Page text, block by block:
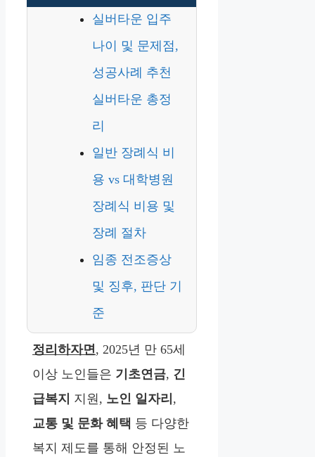
실버타운 입주
나이 및 문제점,
성공사례 추천
실버타운 총정
리
일반 장례식 비
용 vs 대학병원
장례식 비용 및
장례 절차
임종 전조증상
및 징후, 판단 기
준
정리하자면, 2025년 만 65세
이상 노인들은 기초연금, 긴
급복지 지원, 노인 일자리 ,
교통 및 문화 혜택 등 다양한
복지 제도를 통해 안정된 노